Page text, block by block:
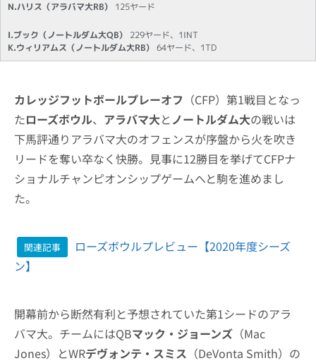
N.ハリス（アラバマ大RB） 125ヤード
I.ブック（ノートルダム大QB） 229ヤード、1INT
K.ウィリアムス（ノートルダム大RB） 64ヤード、1TD
カレッジフットボールプレーオフ （CFP）第1戦目となっ
たローズボウル、 アラバマ大とノートルダム大の戦いは
下馬評通りアラバマ大のオフェンスが序盤から火を吹き
リードを奪い卒なく快勝。見事に12勝目を挙げてCFPナ
ショナルチャンピオンシップゲームへと駒を進めまし
た。
関連記事
ローズボウルプレビュー【2020年度シーズ
ン】
開幕前から断然有利と予想されていた第1シードのアラ
バマ大。チームにはQBマック・ジョーンズ （Mac
Jones）とWRデヴォンテ・スミス （DeVonta Smith）の